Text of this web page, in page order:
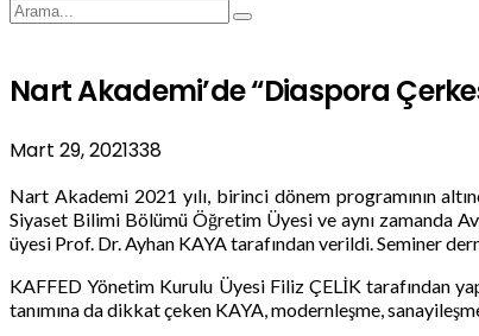
Nart Akademi’de “Diaspora
Mart 29, 2021338
Nart Akademi 2021 yılı, birinci dönem programının
Siyaset Bilimi Bölümü Öğretim Üyesi ve aynı zamanda
üyesi Prof. Dr. Ayhan KAYA tarafından verildi. Seminer
KAFFED Yönetim Kurulu Üyesi Filiz ÇELİK tarafından
tanımına da dikkat çeken KAYA, modernleşme,